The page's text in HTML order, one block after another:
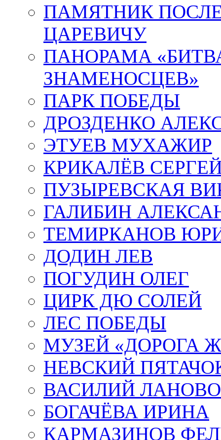
ПАМЯТНИК
ЦАРЕВИЧУ
ПАНОРАМА
ЗНАМЕНОСЦЕВ»
ПАРК ПОБЕДЫ
ДРОЗДЕНКО
ЭТУЕВ МУХАЖИР
КРИКАЛЁВ
ПУЗЫРЕВСКАЯ
ГАЛИБИН
ТЕМИРКАНОВ
ДОДИН ЛЕВ
ПОГУДИН ОЛЕГ
ЦИРК ДЮ СОЛЕЙ
ЛЕС ПОБЕДЫ
МУЗЕЙ «ДОРОГА
НЕВСКИЙ
ВАСИЛИЙ
БОГАЧЁВА ИРИНА
КАРМАЗИНОВ